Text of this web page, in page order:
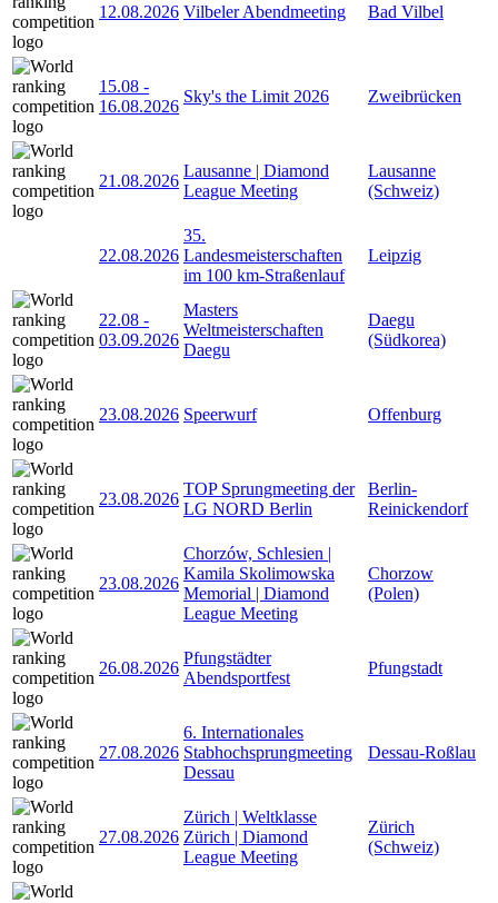
12.08.2026 Vilbeler Abendmeeting Bad Vilbel
15.08 -
16.08.2026
Sky's the Limit 2026 Zweibrücken
21.08.2026
Lausanne | Diamond
League Meeting
Lausanne
(Schweiz)
22.08.2026
35.
Landesmeisterschaften
im 100 km-Straßenlauf
Leipzig
22.08 -
03.09.2026
Masters
Weltmeisterschaften
Daegu
Daegu
(Südkorea)
23.08.2026 Speerwurf Offenburg
23.08.2026
TOP Sprungmeeting der
LG NORD Berlin
Berlin-
Reinickendorf
23.08.2026
Chorzów, Schlesien |
Kamila Skolimowska
Memorial | Diamond
League Meeting
Chorzow
(Polen)
26.08.2026
Pfungstädter
Abendsportfest
Pfungstadt
27.08.2026
6. Internationales
Stabhochsprungmeeting
Dessau
Dessau-Roßlau
27.08.2026
Zürich | Weltklasse
Zürich | Diamond
League Meeting
Zürich
(Schweiz)